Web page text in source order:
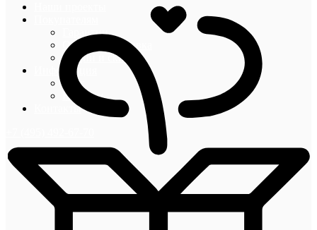
Гарантии
Оплата и доставка
Акции и скидки
Информация
Блог
Новости
Контакты